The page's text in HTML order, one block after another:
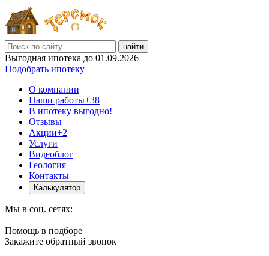
найти
Выгодная ипотека до 01.09.2026
Подобрать ипотеку
О компании
Наши работы+38
В ипотеку выгодно!
Отзывы
Акции+2
Услуги
Видеоблог
Геология
Контакты
Калькулятор
Мы в соц. сетях:
Помощь в подборе
Закажите обратный звонок